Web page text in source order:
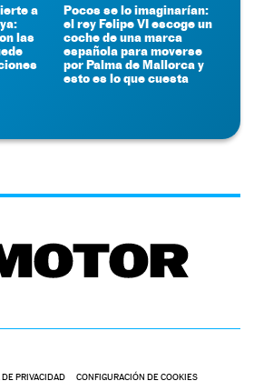
a
las
Pocos se lo imaginarían:
el rey Felipe VI escoge un
coche de una marca
española para moverse
por Palma de Mallorca y
esto es lo que cuesta
PRIVACIDAD CONFIGURACIÓN DE COOKIES